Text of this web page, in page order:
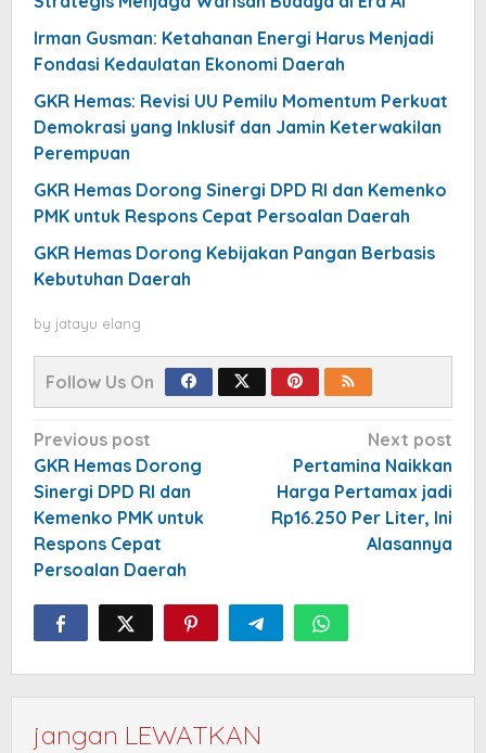
Irman Gusman: Ketahanan Energi Harus Menjadi
Fondasi Kedaulatan Ekonomi Daerah
GKR Hemas: Revisi UU Pemilu Momentum Perkuat
Demokrasi yang Inklusif dan Jamin Keterwakilan
Perempuan
GKR Hemas Dorong Sinergi DPD RI dan Kemenko
PMK untuk Respons Cepat Persoalan Daerah
GKR Hemas Dorong Kebijakan Pangan Berbasis
Kebutuhan Daerah
by jatayu elang
Follow Us On
Post
navigation
Previous post
GKR Hemas Dorong
Sinergi DPD RI dan
Kemenko PMK untuk
Respons Cepat
Persoalan Daerah
Next post
Pertamina Naikkan
Harga Pertamax jadi
Rp16.250 Per Liter, Ini
Alasannya
jangan LEWATKAN